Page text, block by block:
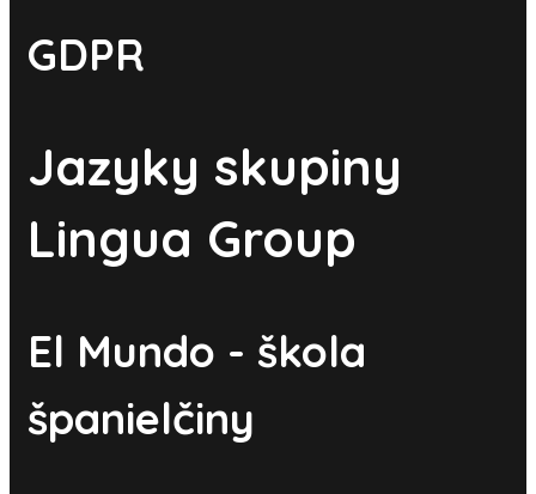
GDPR
Jazyky skupiny
Lingua Group
El Mundo - škola
španielčiny